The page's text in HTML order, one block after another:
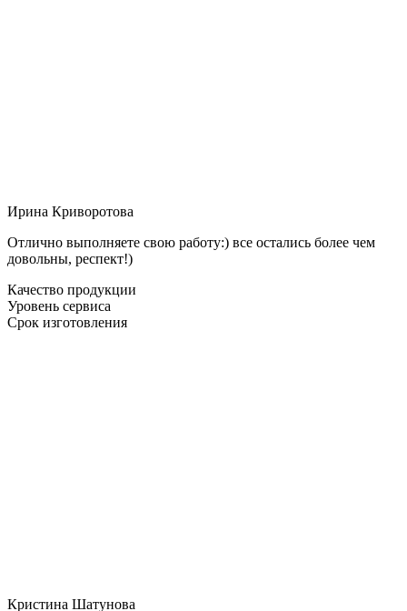
Ирина Криворотова
Отлично выполняете свою работу:) все остались более чем
довольны, респект!)
Качество продукции
Уровень сервиса
Срок изготовления
Кристина Шатунова